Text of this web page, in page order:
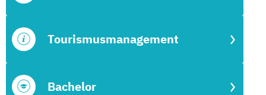
Bachelor
Tourismusmanagement